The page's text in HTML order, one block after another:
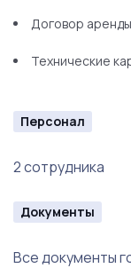
Договор аренды
Технические
Персонал
2 сотрудника
Документы
Все документы